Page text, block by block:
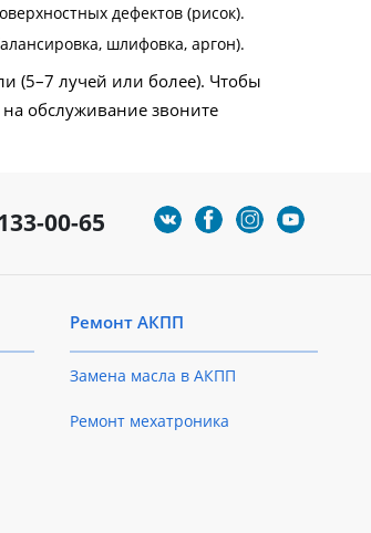
дефектов (рисок).
шлифовка, аргон).
(5–7 лучей или более). Чтобы
на обслуживание звоните
00-65
Ремонт АКПП
Замена масла в АКПП
Ремонт мехатроника